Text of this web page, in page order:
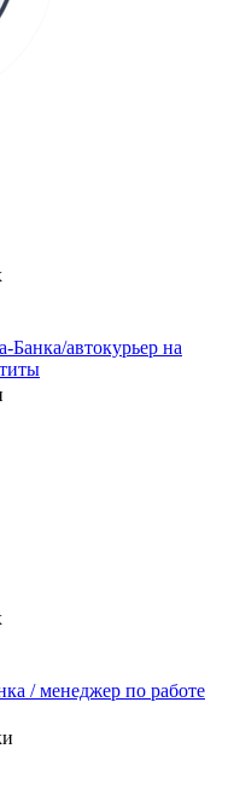
автокурьер на
/ менеджер по работе